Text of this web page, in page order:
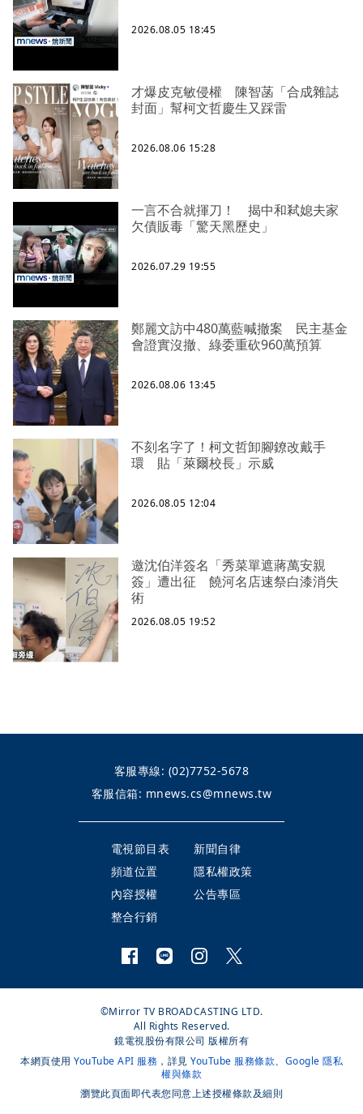
2026.08.05 18:45
才爆皮克敏侵權 陳智菡「合成雜誌
封面」幫柯文哲慶生又踩雷
2026.08.06 15:28
一言不合就揮刀！ 揭中和弒媳夫家
欠債販毒「驚天黑歷史」
2026.07.29 19:55
鄭麗文訪中480萬藍喊撤案 民主基金
會證實沒撤、綠委重砍960萬預算
2026.08.06 13:45
不刻名字了！柯文哲卸腳鐐改戴手
環 貼「萊爾校長」示威
2026.08.05 12:04
邀沈伯洋簽名「秀菜單遮蔣萬安親
簽」遭出征 饒河名店速祭白漆消失
術
2026.08.05 19:52
客服專線: (02)7752-5678
客服信箱: mnews.cs@mnews.tw
電視節目表
新聞自律
頻道位置
隱私權政策
內容授權
公告專區
整合行銷
©Mirror TV BROADCASTING LTD.
All Rights Reserved.
鏡電視股份有限公司 版權所有
本網頁使用 YouTube API 服務 ，詳見 YouTube 服務條款、 Google 隱私
權與條款
瀏覽此頁面即代表您同意上述授權條款及細則